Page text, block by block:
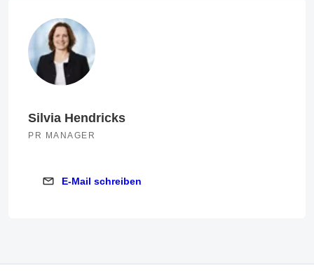
Silvia Hendricks
PR MANAGER
E-Mail schreiben
E-Mail schreiben